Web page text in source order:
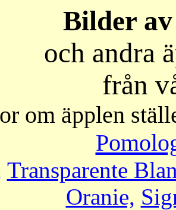
Bilder
och andra
från
om äpplen
Transparente
Oranie,